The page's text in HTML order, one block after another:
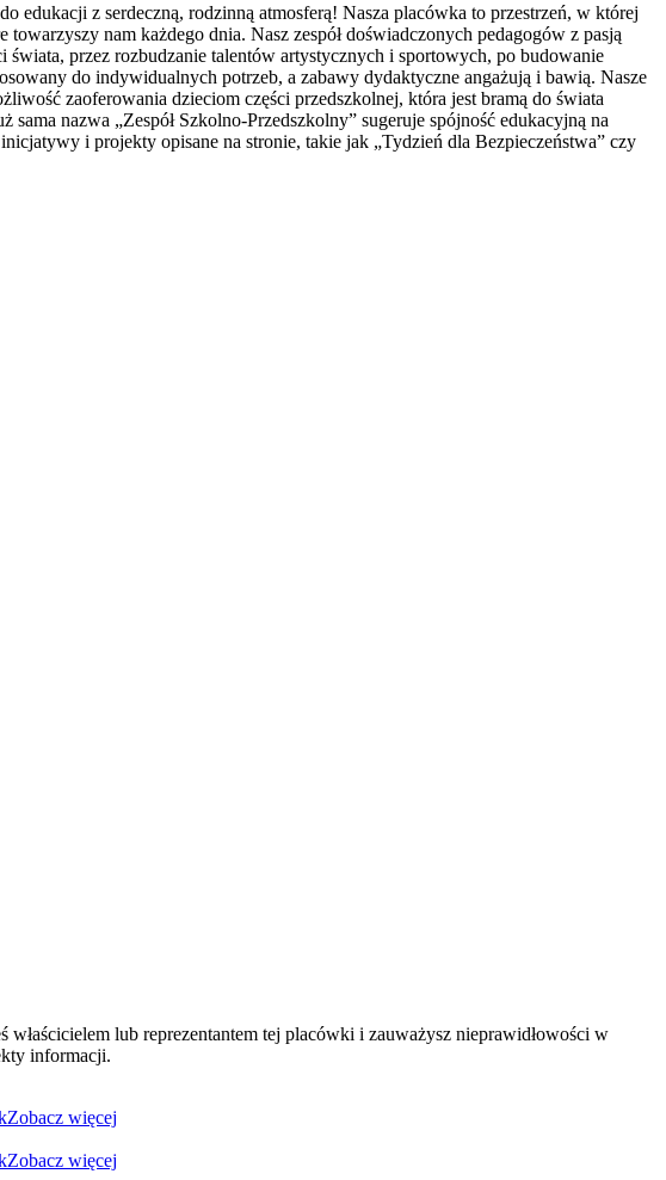
edukacji z serdeczną, rodzinną atmosferą! Nasza placówka to przestrzeń, w której
nam każdego dnia. Nasz zespół doświadczonych pedagogów z pasją
przez rozbudzanie talentów artystycznych i sportowych, po budowanie
do indywidualnych potrzeb, a zabawy dydaktyczne angażują i bawią. Nasze
zaoferowania dzieciom części przedszkolnej, która jest bramą do świata
nazwa „Zespół Szkolno-Przedszkolny” sugeruje spójność edukacyjną na
i projekty opisane na stronie, takie jak „Tydzień dla Bezpieczeństwa” czy
lub reprezentantem tej placówki i zauważysz nieprawidłowości w
informacji.
Zobacz więcej
Zobacz więcej